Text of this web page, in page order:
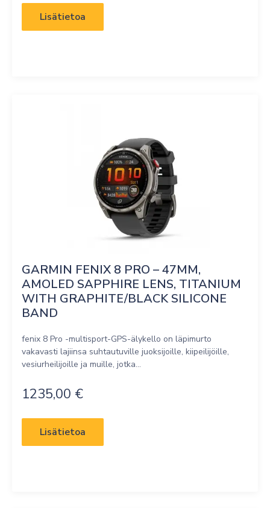
Lisätietoa
GARMIN FENIX 8 PRO – 47MM,
AMOLED SAPPHIRE LENS, TITANIUM
WITH GRAPHITE/BLACK SILICONE
BAND
fenix 8 Pro -multisport-GPS-älykello on läpimurto
vakavasti lajiinsa suhtautuville juoksijoille, kiipeilijöille,
vesiurheilijoille ja muille, jotka...
1235,00 €
Lisätietoa